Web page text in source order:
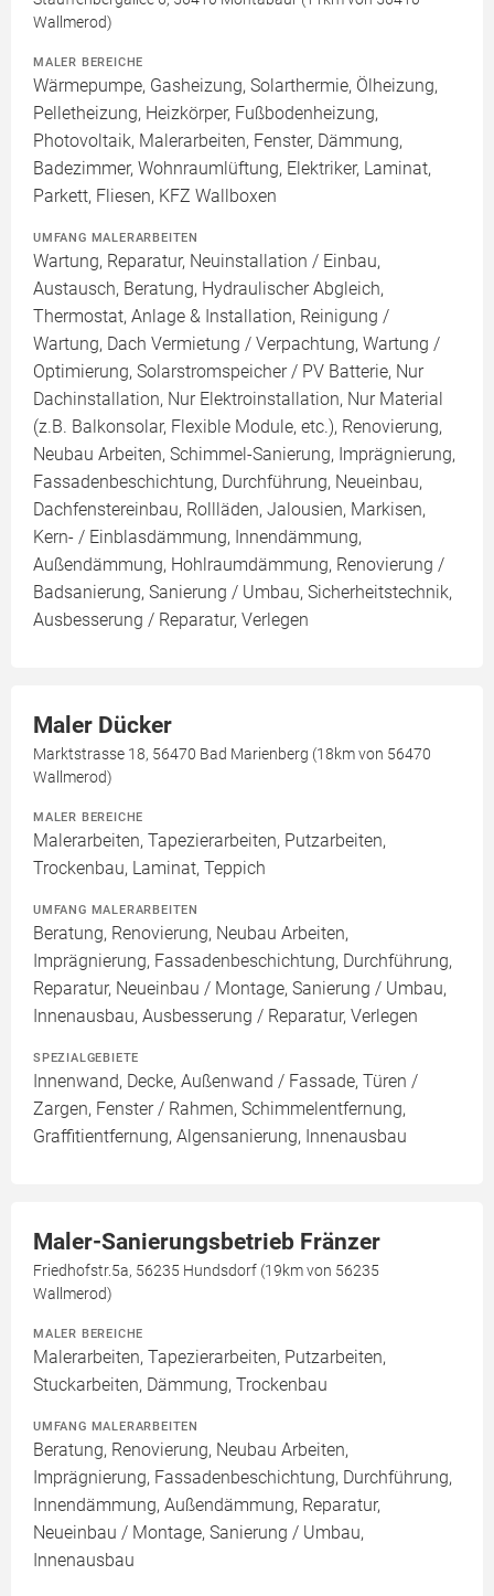
Wallmerod)
MALER BEREICHE
Wärmepumpe, Gasheizung, Solarthermie, Ölheizung,
Pelletheizung, Heizkörper, Fußbodenheizung,
Photovoltaik, Malerarbeiten, Fenster, Dämmung,
Badezimmer, Wohnraumlüftung, Elektriker, Laminat,
Parkett, Fliesen, KFZ Wallboxen
UMFANG MALERARBEITEN
Wartung, Reparatur, Neuinstallation / Einbau,
Austausch, Beratung, Hydraulischer Abgleich,
Thermostat, Anlage & Installation, Reinigung /
Wartung, Dach Vermietung / Verpachtung, Wartung /
Optimierung, Solarstromspeicher / PV Batterie, Nur
Dachinstallation, Nur Elektroinstallation, Nur Material
(z.B. Balkonsolar, Flexible Module, etc.), Renovierung,
Neubau Arbeiten, Schimmel-Sanierung, Imprägnierung,
Fassadenbeschichtung, Durchführung, Neueinbau,
Dachfenstereinbau, Rollläden, Jalousien, Markisen,
Kern- / Einblasdämmung, Innendämmung,
Außendämmung, Hohlraumdämmung, Renovierung /
Badsanierung, Sanierung / Umbau, Sicherheitstechnik,
Ausbesserung / Reparatur, Verlegen
Maler Dücker
Marktstrasse 18, 56470 Bad Marienberg (18km von 56470
Wallmerod)
MALER BEREICHE
Malerarbeiten, Tapezierarbeiten, Putzarbeiten,
Trockenbau, Laminat, Teppich
UMFANG MALERARBEITEN
Beratung, Renovierung, Neubau Arbeiten,
Imprägnierung, Fassadenbeschichtung, Durchführung,
Reparatur, Neueinbau / Montage, Sanierung / Umbau,
Innenausbau, Ausbesserung / Reparatur, Verlegen
SPEZIALGEBIETE
Innenwand, Decke, Außenwand / Fassade, Türen /
Zargen, Fenster / Rahmen, Schimmelentfernung,
Graffitientfernung, Algensanierung, Innenausbau
Maler-Sanierungsbetrieb Fränzer
Friedhofstr.5a, 56235 Hundsdorf (19km von 56235
Wallmerod)
MALER BEREICHE
Malerarbeiten, Tapezierarbeiten, Putzarbeiten,
Stuckarbeiten, Dämmung, Trockenbau
UMFANG MALERARBEITEN
Beratung, Renovierung, Neubau Arbeiten,
Imprägnierung, Fassadenbeschichtung, Durchführung,
Innendämmung, Außendämmung, Reparatur,
Neueinbau / Montage, Sanierung / Umbau,
Innenausbau